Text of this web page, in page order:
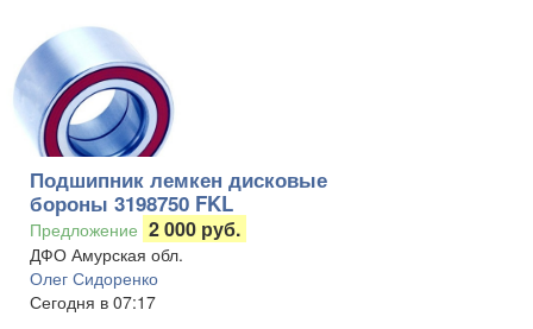
Подшипник лемкен дисковые
бороны 3198750 FKL
Предложение 2 000 руб.
ДФО Амурская обл.
Олег Сидоренко
Сегодня в 07:17